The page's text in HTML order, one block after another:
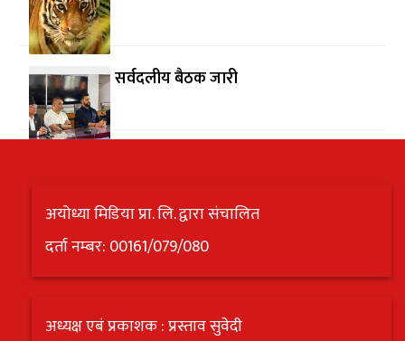
सर्वदलीय बैठक जारी
अयोध्या मिडिया प्रा. लि. द्वारा संचालित
दर्ता नम्बर: 00161/079/080
अध्यक्ष एबं प्रकाशक : प्रस्ताव सुवेदी